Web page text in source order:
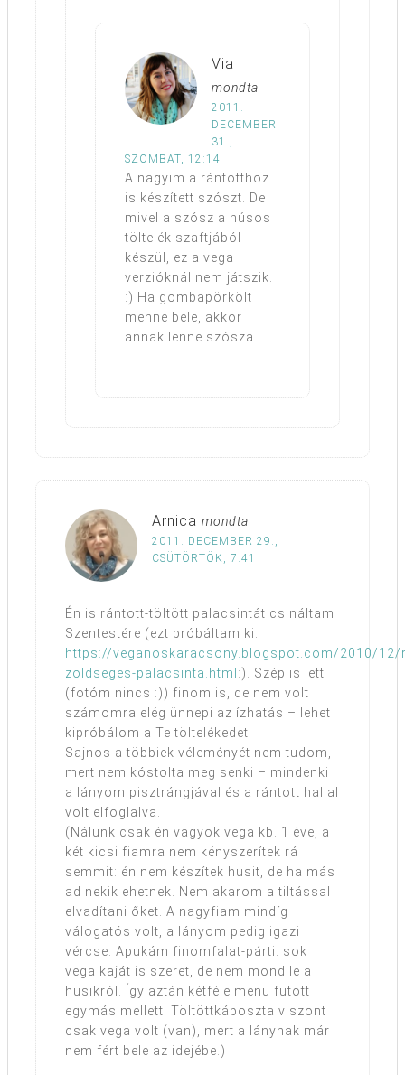
Via
mondta
2011.
DECEMBER
31.,
SZOMBAT, 12:14
A nagyim a rántotthoz
is készített szószt. De
mivel a szósz a húsos
töltelék szaftjából
készül, ez a vega
verzióknál nem játszik.
:) Ha gombapörkölt
menne bele, akkor
annak lenne szósza.
Arnica mondta
2011. DECEMBER 29.,
CSÜTÖRTÖK, 7:41
Én is rántott-töltött palacsintát csináltam
Szentestére (ezt próbáltam ki:
https://veganoskaracsony.blogspot.com/2010/12/
zoldseges-palacsinta.html :). Szép is lett
(fotóm nincs :)) finom is, de nem volt
számomra elég ünnepi az ízhatás – lehet
kipróbálom a Te töltelékedet.
Sajnos a többiek véleményét nem tudom,
mert nem kóstolta meg senki – mindenki
a lányom pisztrángjával és a rántott hallal
volt elfoglalva.
(Nálunk csak én vagyok vega kb. 1 éve, a
két kicsi fiamra nem kényszerítek rá
semmit: én nem készítek husit, de ha más
ad nekik ehetnek. Nem akarom a tiltással
elvadítani őket. A nagyfiam mindíg
válogatós volt, a lányom pedig igazi
vércse. Apukám finomfalat-párti: sok
vega kaját is szeret, de nem mond le a
husikról. Így aztán kétféle menü futott
egymás mellett. Töltöttkáposzta viszont
csak vega volt (van), mert a lánynak már
nem fért bele az idejébe.)